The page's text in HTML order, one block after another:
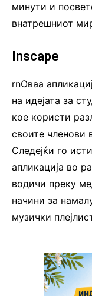
минути и
внатрешниот
Inscape
rnОваа
на идејата за
кое користи
своите членови
Следејќи го
апликација во
водичи преку
начини за
музички